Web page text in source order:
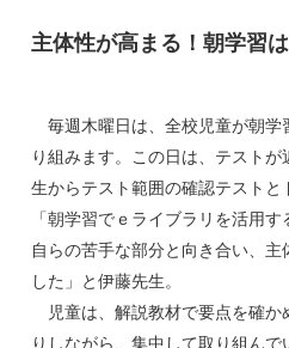
主体性が高まる！朝学習
毎週木曜日は、全校児童が朝学
り組みます。この日は、テスト
生からテスト範囲の確認テストと
「朝学習でｅライブラリを活用
自らの苦手な部分と向き合い、
した」と伊藤先生。
児童は、解説教材で要点を確か
りしながら、集中して取り組んで